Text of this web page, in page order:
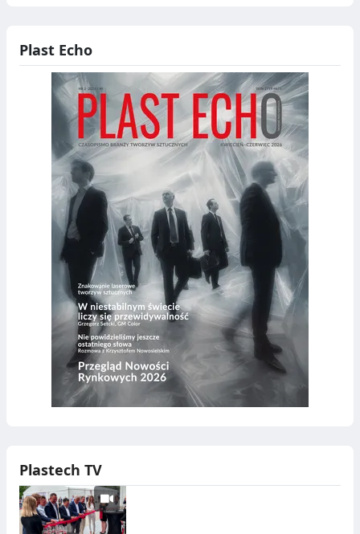
Plast Echo
Plastech TV